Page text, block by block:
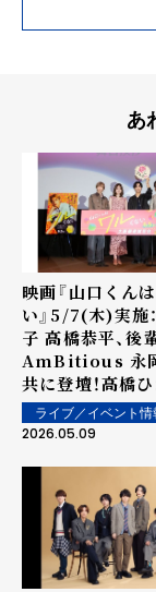
あ
映画『山口くん
い』5/7(木)実施
子 高橋恭平、後
AmBitious 永
共に登壇！高橋ひ
瀬洋志らと舞台
トーク！
ライブ／イベント情
2026.05.09